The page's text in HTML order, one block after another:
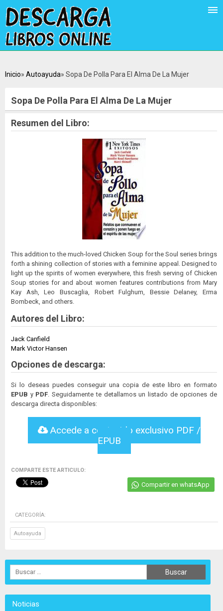
Inicio Autoayuda Sopa De Polla Para El Alma De La Mujer
Sopa De Polla Para El Alma De La Mujer
Resumen del Libro:
This addition to the much-loved Chicken Soup for the Soul series brings
forth a shining collection of stories with a feminine appeal. Designed to
light up the spirits of women everywhere, this fresh serving of Chicken
Soup stories for and about women features contributions from Mary
Kay Ash, Leo Buscaglia, Robert Fulghum, Bessie Delaney, Erma
Bombeck, and others.
Autores del Libro:
Jack Canfield
Mark Victor Hansen
Opciones de descarga:
Si lo deseas puedes conseguir una copia de este libro en formato
EPUB y PDF . Seguidamente te detallamos un listado de opciones de
descarga directa disponibles:
Accede a contenido exclusivo PDF /
EPUB
COMPARTE ESTE ARTICULO:
Compartir en whatsApp
CATEGORÍA:
Autoayuda
Noticias